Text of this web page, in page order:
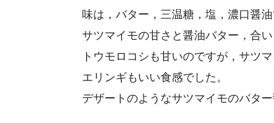
味は，バター，三温糖，塩，濃口醤
サツマイモの甘さと醤油バター，合い
トウモロコシも甘いのですが，サツ
エリンギもいい食感でした。
デザートのようなサツマイモのバター